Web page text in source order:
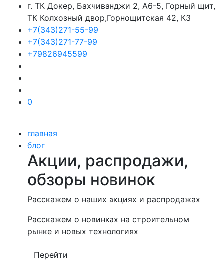
г. ТК Докер, Бахчиванджи 2, А6-5, Горный щит,
ТК Колхозный двор,Горнощитская 42, К3
+7(343)271-55-99
+7(343)271-77-99
+79826945599
0
главная
блог
Акции, распродажи,
обзоры новинок
Расскажем о наших акциях и распродажах
Расскажем о новинках на строительном
рынке и новых технологиях
Перейти